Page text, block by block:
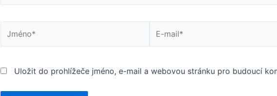
mail*
Uložit do prohlížeče jméno, e-mail a webovou stránku pro budoucí